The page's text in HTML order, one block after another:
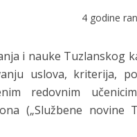
4 godine
i nauke Tuzlanskog
uslova, kriterija,
redovnim
(„Službene novine